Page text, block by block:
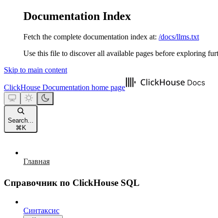
Documentation Index
Fetch the complete documentation index at: /docs/llms.txt
Use this file to discover all available pages before exploring
Skip to main content
ClickHouse Documentation home page
Search...
⌘ K
Главная
Справочник по ClickHouse SQL
Синтаксис